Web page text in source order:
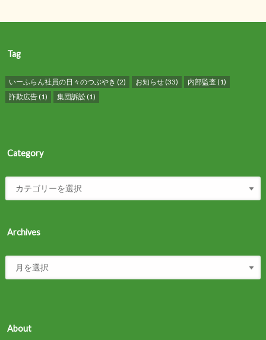
Tag
いーふらん社員の日々のつぶやき (2) お知らせ(33) 内部監査 (1)
詐欺広告(1) 集団訴訟(1)
Category
Archives
About